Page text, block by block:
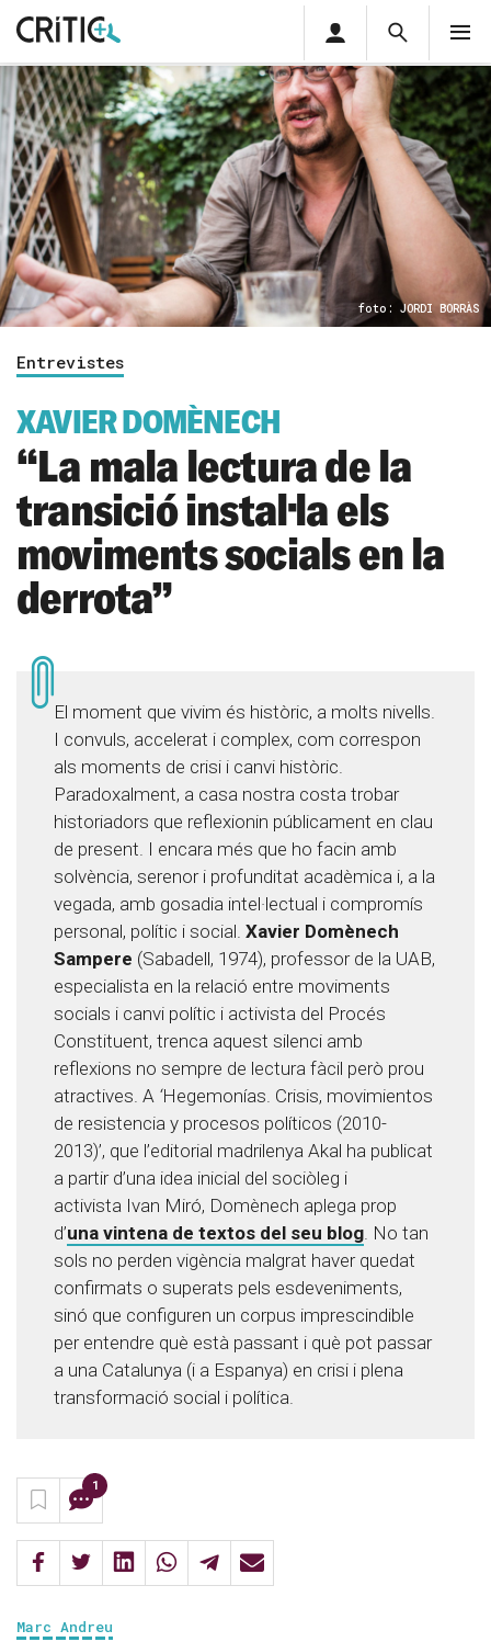
Cerca
Cerca
per...
privada
Subscriu-t'hi
Inicia sessió
foto: JORDI BORRÀS
Entrevistes
XAVIER DOMÈNECH
“La mala lectura de la
transició instal·la els
moviments socials en la
derrota”
El moment que vivim és històric, a molts nivells.
I convuls, accelerat i complex, com correspon
als moments de crisi i canvi històric.
Paradoxalment, a casa nostra costa trobar
historiadors que reflexionin públicament en clau
de present. I encara més que ho facin amb
solvència, serenor i profunditat acadèmica i, a la
vegada, amb gosadia intel·lectual i compromís
personal, polític i social. Xavier Domènech
Sampere (Sabadell, 1974), professor de la UAB,
especialista en la relació entre moviments
socials i canvi polític i activista del Procés
Constituent, trenca aquest silenci amb
reflexions no sempre de lectura fàcil però prou
atractives. A ‘Hegemonías. Crisis, movimientos
de resistencia y procesos políticos (2010-
2013)’, que l’editorial madrilenya Akal ha publicat
a partir d’una idea inicial del sociòleg i
activista Ivan Miró, Domènech aplega prop
d’una vintena de textos del seu blog. No tan
sols no perden vigència malgrat haver quedat
confirmats o superats pels esdeveniments,
sinó que configuren un corpus imprescindible
per entendre què està passant i què pot passar
a una Catalunya (i a Espanya) en crisi i plena
transformació social i política.
1
Marc Andreu